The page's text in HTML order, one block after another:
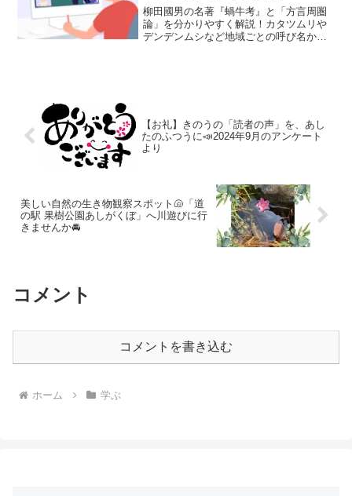
柳田國男の名著『蝸牛考』と「方言周圏
論」を分かりやすく解説！カタツムリや
デンデンムシなど地域ごとの呼び名から
【お礼】きのうの「読者の声」を、あし
たのふつうに📣2024年9月のアンケート
より
美しい自然の生き物観察スポット🐚「道
の駅 果樹公園あしがくぼ」へ川遊びに行
きませんか🚘
コメント
コメントを書き込む
ホーム 学ぶ